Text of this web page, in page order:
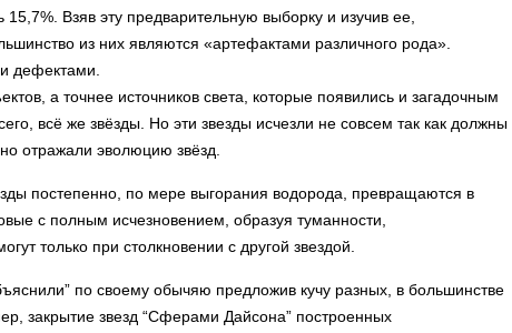
Взяв эту предварительную выборку и изучив ее,
из них являются «артефактами различного рода».
дефектами.
а точнее источников света, которые появились и загадочным
всё же звёзды. Но эти звезды исчезли не совсем так как должны
отражали эволюцию звёзд.
постепенно, по мере выгорания водорода, превращаются в
с полным исчезновением, образуя туманности,
только при столкновении с другой звездой.
по своему обычяю предложив кучу разных, в большинстве
закрытие звезд “Сферами Дайсона” построенных